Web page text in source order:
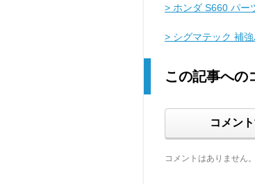
> ホンダ S660 パー
> シグマテック 補
この記事への
コメン
コメントはありません。